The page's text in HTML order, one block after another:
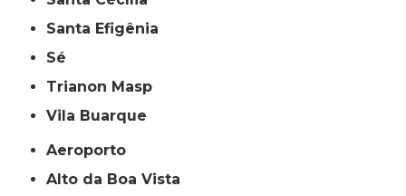
Santa Efigênia
Sé
Trianon Masp
Vila Buarque
Aeroporto
Alto da Boa Vista